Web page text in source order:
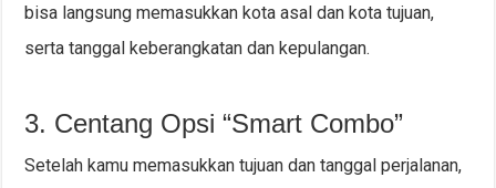
bisa langsung memasukkan kota asal dan kota tujuan,
serta tanggal keberangkatan dan kepulangan.
3. Centang Opsi “Smart Combo”
Setelah kamu memasukkan tujuan dan tanggal perjalanan,